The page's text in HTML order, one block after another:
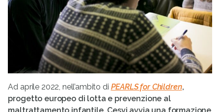
Ad aprile 2022, nell’ambito di PEARLS for Children,
progetto europeo di lotta e prevenzione al